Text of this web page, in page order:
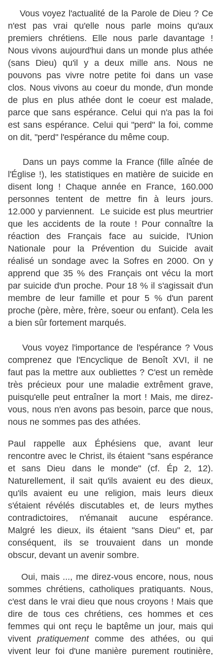
Vous voyez l'actualité de la Parole de Dieu ? Ce
n'est pas vrai qu'elle nous parle moins qu'aux
premiers chrétiens. Elle nous parle davantage !
Nous vivons aujourd'hui dans un monde plus athée
(sans Dieu) qu'il y a deux mille ans. Nous ne
pouvons pas vivre notre petite foi dans un vase
clos. Nous vivons au coeur du monde, d'un monde
de plus en plus athée dont le coeur est malade,
parce que sans espérance. Celui qui n'a pas la foi
est sans espérance. Celui qui "perd" la foi, comme
on dit, "perd" l'espérance du même coup.
Dans un pays comme la France (fille aînée de
l'Église !), les statistiques en matière de suicide en
disent long ! Chaque année en France, 160.000
personnes tentent de mettre fin à leurs jours.
12.000 y parviennent. Le suicide est plus meurtrier
que les accidents de la route ! Pour connaître la
réaction des Français face au suicide, l'Union
Nationale pour la Prévention du Suicide avait
réalisé un sondage avec la Sofres en 2000. On y
apprend que 35 % des Français ont vécu la mort
par suicide d'un proche. Pour 18 % il s'agissait d'un
membre de leur famille et pour 5 % d'un parent
proche (père, mère, frère, soeur ou enfant). Cela les
a bien sûr fortement marqués.
Vous voyez l'importance de l'espérance ? Vous
comprenez que l'Encyclique de Benoît XVI, il ne
faut pas la mettre aux oubliettes ? C'est un remède
très précieux pour une maladie extrêment grave,
puisqu'elle peut entraîner la mort ! Mais, me direz-
vous, nous n'en avons pas besoin, parce que nous,
nous ne sommes pas des athées.
Paul rappelle aux Éphésiens que, avant leur
rencontre avec le Christ, ils étaient "sans espérance
et sans Dieu dans le monde" (cf. Ép 2, 12).
Naturellement, il sait qu'ils avaient eu des dieux,
qu'ils avaient eu une religion, mais leurs dieux
s'étaient révélés discutables et, de leurs mythes
contradictoires, n'émanait aucune espérance.
Malgré les dieux, ils étaient "sans Dieu" et, par
conséquent, ils se trouvaient dans un monde
obscur, devant un avenir sombre.
Oui, mais ..., me direz-vous encore, nous, nous
sommes chrétiens, catholiques pratiquants. Nous,
c'est dans le vrai dieu que nous croyons ! Mais que
dire de tous ces chrétiens, ces hommes et ces
femmes qui ont reçu le baptême un jour, mais qui
viventpratiquementcomme des athées, ou qui
vivent leur foi d'une manière purement routinière,